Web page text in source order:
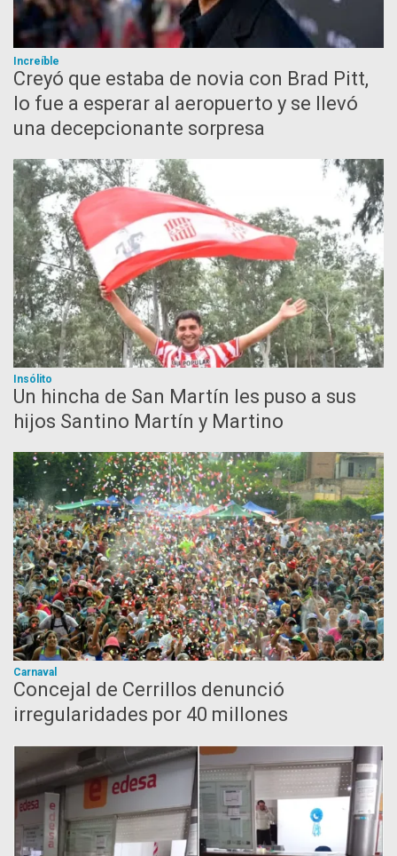
Increíble
Creyó que estaba de novia con Brad Pitt,
lo fue a esperar al aeropuerto y se llevó
una decepcionante sorpresa
Insólito
Un hincha de San Martín les puso a sus
hijos Santino Martín y Martino
Carnaval
Concejal de Cerrillos denunció
irregularidades por 40 millones